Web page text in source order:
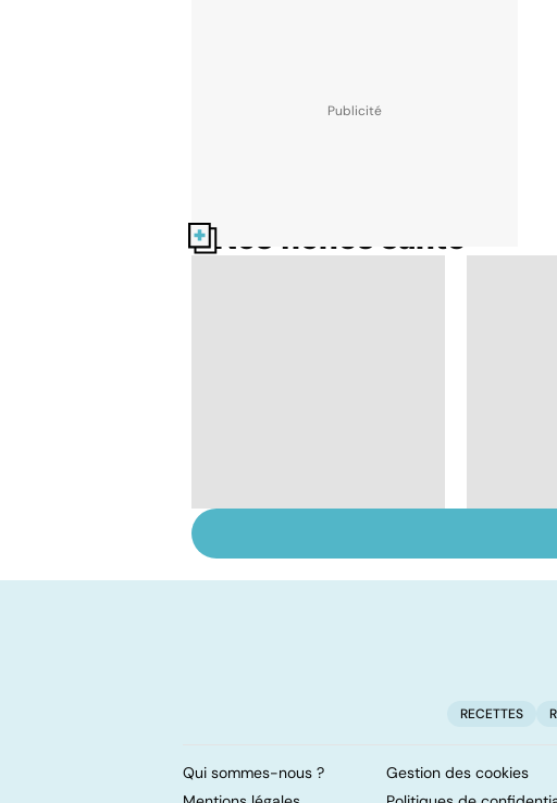
Nos fiches santé
préserver le capital
Tout
RECETTES
Qui sommes-nous ?
Gestion des cookies